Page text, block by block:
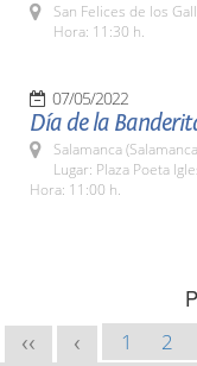
San Felices de los
Hora: 11:30 h.
07/05/2022
Día de la
Salamanca
Lugar: Plaza Poeta
Hora: 11:00 h.
<< < 1 2